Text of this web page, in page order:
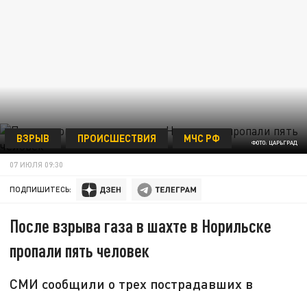
ФОТО: ЦАРЬГРАД
ВЗРЫВ ПРОИСШЕСТВИЯ МЧС РФ
07 ИЮЛЯ 09:30
ПОДПИШИТЕСЬ:
После взрыва газа в шахте в Норильске
пропали пять человек
СМИ сообщили о трех пострадавших в